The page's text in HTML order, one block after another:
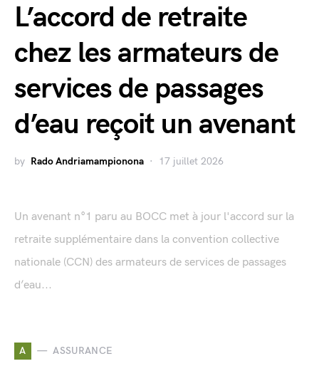
L’accord de retraite
chez les armateurs de
services de passages
d’eau reçoit un avenant
by Rado Andriamampionona 17 juillet 2026
Un avenant n°1 paru au BOCC met à jour l'accord sur la
retraite supplémentaire dans la convention collective
nationale (CCN) des armateurs de services de passages
d’eau...
A ASSURANCE